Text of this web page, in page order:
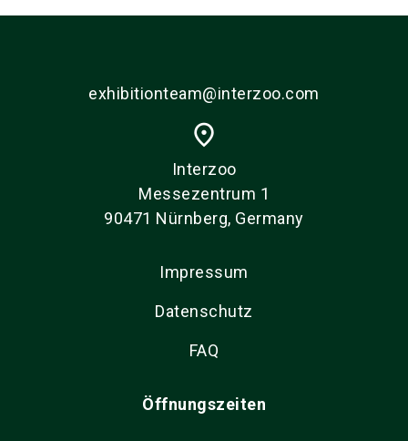
exhibitionteam@interzoo.com
place
Interzoo
Messezentrum 1
90471 Nürnberg, Germany
Impressum
Datenschutz
FAQ
Öffnungszeiten